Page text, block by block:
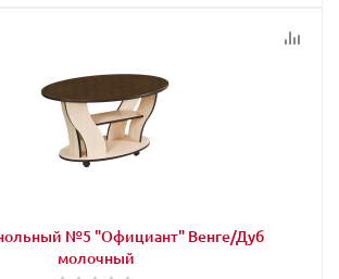
Венге/Дуб
молочный